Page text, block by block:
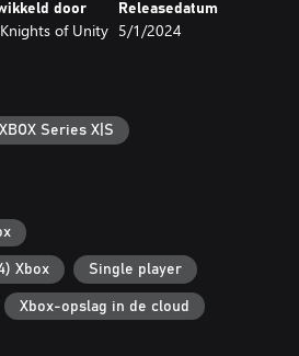
we hebben wat professionals
soort van... Bij elk level wordt er
opruimen van slooprotzooi, muren
bestellingen verzamelen en
speler-modus dat jouw team van
elkaar zet! Probeer als snelste de
maar ook het andere team bij iedere
spelmodifiers houden
verschillende combinaties worden
bijv. 1v1, 2v2, 1v2v1, 1v1v1,
door
of Unity
Releasedatum
5/1/2024
XBOX Series X|S
Xbox Single player
Xbox-opslag in de cloud